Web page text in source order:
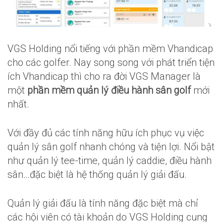
VGS Holding nổi tiếng với phần mềm Vhandicap
cho các golfer. Nay song song với phát triển tiện
ích Vhandicap thì cho ra đời VGS Manager là
một phần mềm quản lý điều hành sân golfmới
nhất.
Với đầy đủ các tính năng hữu ích phục vụ việc
quản lý sân golf nhanh chóng và tiện lợi. Nổi bật
như quản lý tee-time, quản lý caddie, điều hành
sân…đặc biệt là hệ thống quản lý giải đấu.
Quản lý giải đấu là tính năng đặc biệt mà chỉ
các hội viên có tài khoản do VGS Holding cung